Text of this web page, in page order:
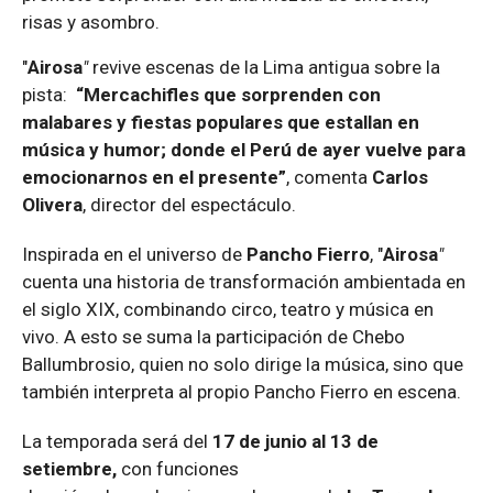
risas y asombro.
"Airosa"revive escenas de la Lima antigua sobre la
pista: “Mercachifles que sorprenden con
malabares y fiestas populares que estallan en
música y humor; donde el Perú de ayer vuelve para
emocionarnos en el presente”, comenta Carlos
Olivera, director del espectáculo.
Inspirada en el universo de Pancho Fierro, "Airosa"
cuenta una historia de transformación ambientada en
el siglo XIX, combinando circo, teatro y música en
vivo. A esto se suma la participación de Chebo
Ballumbrosio, quien no solo dirige la música, sino que
también interpreta al propio Pancho Fierro en escena.
La temporada será del 1 7 de junio al 13 de
setiembre, con funciones